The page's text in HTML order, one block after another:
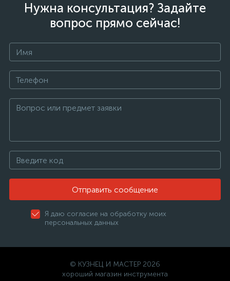
Нужна консультация? Задайте
вопрос прямо сейчас!
Отправить сообщение
Я даю согласие на обработку моих
персональных данных
© КУЗНЕЦ И МАСТЕР 2026
хороший магазин инструмента